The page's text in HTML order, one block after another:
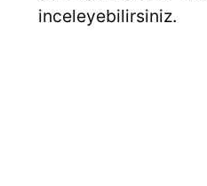
inceleyebilirsiniz.